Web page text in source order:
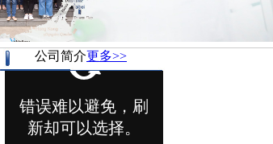
公司简介更多>>